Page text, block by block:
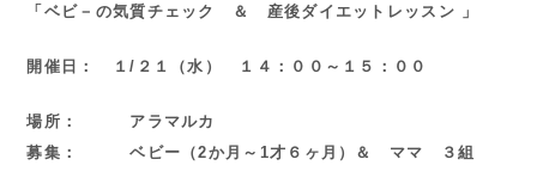
「ベビ－の気質チェック ＆ 産後ダイエットレッスン 」
開催日： １/２１（水） １４：００～１５：００
場所： アラマルカ
募集： ベビー（2か月～1才６ヶ月）＆ ママ ３組